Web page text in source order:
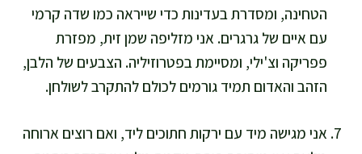
הטחינה, ומסדרת בעדינות כדי שייראה כמו שדה קרמי
עם איים של גרגרים. אני מזליפה שמן זית, מפזרת
פפריקה וצ'ילי, ומסיימת בפטרוזיליה. הצבעים של הלבן,
הזהב והאדום תמיד גורמים לכולם להתקרב לשולחן.
אני מגישה מיד עם ירקות חתוכים ליד, ואם רוצים ארוחה